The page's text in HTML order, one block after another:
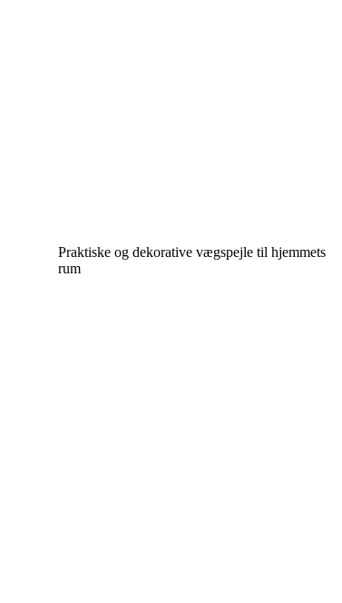
Praktiske og dekorative vægspejle til hjemmets
rum